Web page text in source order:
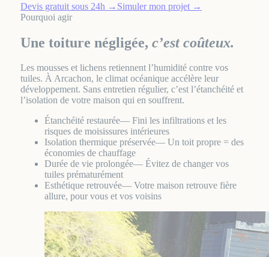
Devis gratuit sous 24h → Simuler mon projet →
Pourquoi agir
Une toiture négligée, c’est coûteux.
Les mousses et lichens retiennent l’humidité contre vos
tuiles. À Arcachon, le climat océanique accélère leur
développement. Sans entretien régulier, c’est l’étanchéité et
l’isolation de votre maison qui en souffrent.
Étanchéité restaurée— Fini les infiltrations et les
risques de moisissures intérieures
Isolation thermique préservée— Un toit propre = des
économies de chauffage
Durée de vie prolongée— Évitez de changer vos
tuiles prématurément
Esthétique retrouvée— Votre maison retrouve fière
allure, pour vous et vos voisins